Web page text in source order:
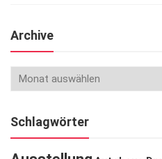
Archive
Schlagwörter